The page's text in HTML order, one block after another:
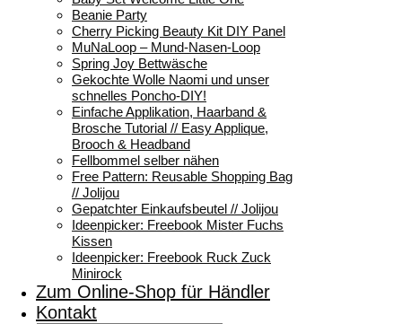
Beanie Party
Cherry Picking Beauty Kit DIY Panel
MuNaLoop – Mund-Nasen-Loop
Spring Joy Bettwäsche
Gekochte Wolle Naomi und unser
schnelles Poncho-DIY!
Einfache Applikation, Haarband &
Brosche Tutorial // Easy Applique,
Brooch & Headband
Fellbommel selber nähen
Free Pattern: Reusable Shopping Bag
// Jolijou
Gepatchter Einkaufsbeutel // Jolijou
Ideenpicker: Freebook Mister Fuchs
Kissen
Ideenpicker: Freebook Ruck Zuck
Minirock
Zum Online-Shop für Händler
Kontakt